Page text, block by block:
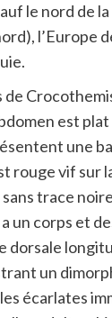
le nord de
l’Europe
de
est
une
rouge vif sur
trace
un corps et
dorsale
un
écarlates